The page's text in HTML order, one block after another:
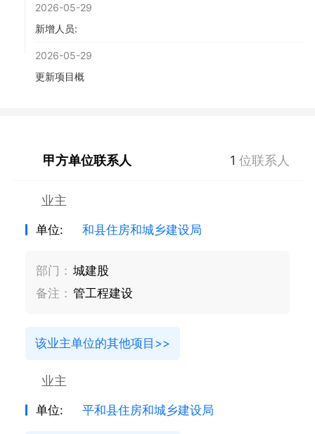
2026-05-29
新增人员:
2026-05-29
更新项目概
甲方单位联系人 1 位联系人
业主
单位: 和县住房和城乡建设局
部门： 城建股
备注： 管工程建设
该业主单位的其他项目>>
业主
单位: 平和县住房和城乡建设局